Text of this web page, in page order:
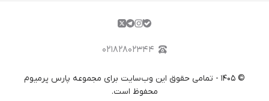
۰۲۱۸۲۸۰۲۳۴۴
© ۱۴۰۵ - تمامی حقوق این وب‌سایت برای مجموعه پارس پرمیوم
محفوظ است.